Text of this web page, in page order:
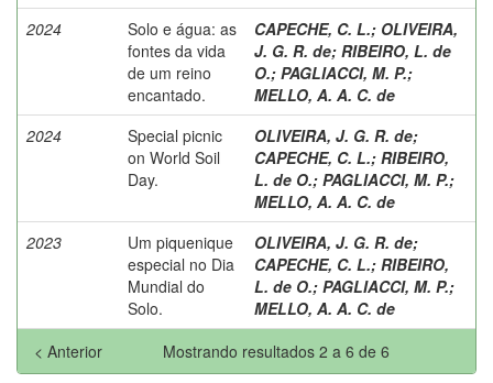
2024
Solo e água: as
fontes da vida
de um reino
encantado.
CAPECHE, C. L.; OLIVEIRA,
J. G. R. de; RIBEIRO, L. de
O.; PAGLIACCI, M. P.;
MELLO, A. A. C. de
2024
Special picnic
on World Soil
Day.
OLIVEIRA, J. G. R. de;
CAPECHE, C. L.; RIBEIRO,
L. de O.; PAGLIACCI, M. P.;
MELLO, A. A. C. de
2023
Um piquenique
especial no Dia
Mundial do
Solo.
OLIVEIRA, J. G. R. de;
CAPECHE, C. L.; RIBEIRO,
L. de O.; PAGLIACCI, M. P.;
MELLO, A. A. C. de
Mostrando resultados 2 a 6 de 6
< Anterior